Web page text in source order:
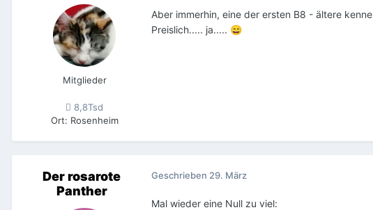
Mitglieder
8,8Tsd
Ort: Rosenheim
Aber immerhin, eine der ersten B8 - ältere
Preislich..... ja..... 😄
Der rosarote
Panther
Geschrieben 29. März
Mal wieder eine Null zu viel: